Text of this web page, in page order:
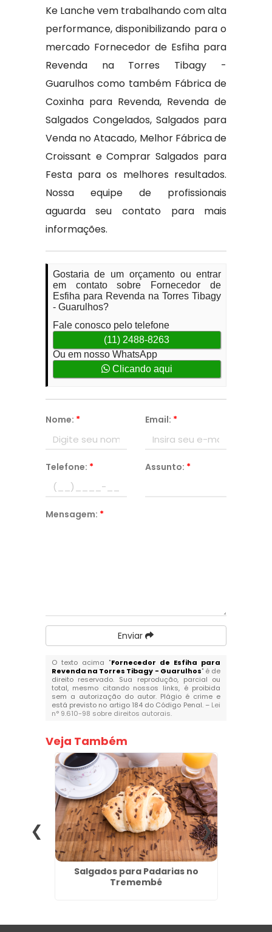
Ke Lanche vem trabalhando com alta
performance, disponibilizando para o
mercado Fornecedor de Esfiha para
Revenda na Torres Tibagy -
Guarulhos como também Fábrica de
Coxinha para Revenda, Revenda de
Salgados Congelados, Salgados para
Venda no Atacado, Melhor Fábrica de
Croissant e Comprar Salgados para
Festa para os melhores resultados.
Nossa equipe de profissionais
aguarda seu contato para mais
informações.
Gostaria de um orçamento ou entrar
em contato sobre Fornecedor de
Esfiha para Revenda na Torres Tibagy
- Guarulhos?
Fale conosco pelo telefone
(11) 2488-8263
Ou em nosso WhatsApp
Clicando aqui
Nome: * Email: *
Telefone: * Assunto: *
Mensagem: *
Enviar
O texto acima "Fornecedor de Esfiha para
Revenda na Torres Tibagy - Guarulhos" é de
direito reservado. Sua reprodução, parcial ou
total, mesmo citando nossos links, é proibida
sem a autorização do autor. Plágio é crime e
está previsto no artigo 184 do Código Penal. – Lei
n° 9.610-98 sobre direitos autorais.
Veja Também
Salgados para Padarias no
Tremembé